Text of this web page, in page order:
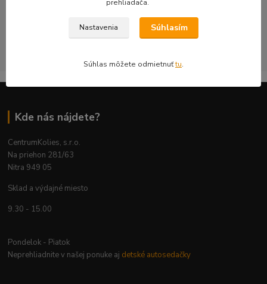
bezpečnosť a použiteľnosť na konkrétnom aute.
CentrumKolies s.r.o. je majiteľom ochrannej známky číslo
Kde nás nájdete?
CentrumKolies, s.r.o.
Na priehon 281/63
Nitra 949 05
Sklad a výdajné miesto
9.30 - 15.00
Pondelok - Piatok
Neprehliadnite v našej ponuke aj detské autosedačky
prehliadača.
Nastavenia Súhlasím
Súhlas môžete odmietnuťtu.